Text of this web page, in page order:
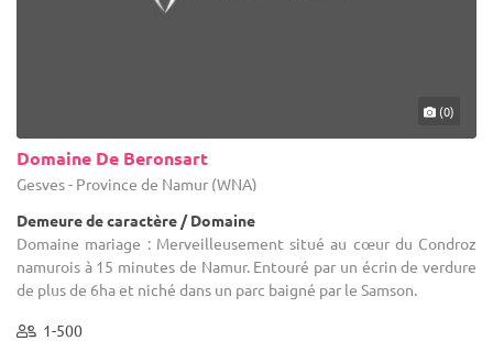
(0)
Domaine De Beronsart
Gesves - Province de Namur (WNA)
Demeure de caractère / Domaine
Domaine mariage : Merveilleusement situé au cœur du Condroz
namurois à 15 minutes de Namur. Entouré par un écrin de verdure
de plus de 6ha et niché dans un parc baigné par le Samson.
1-500